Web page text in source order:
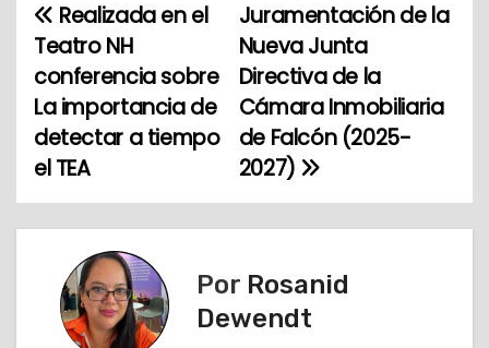
N
a
v
e
g
Juramentación de la
Nueva Junta
Directiva de la
Cámara Inmobiliaria
de Falcón (2025-
2027)
Realizada en el
Teatro NH
conferencia sobre
La importancia de
detectar a tiempo
el TEA
Por Rosanid
Dewendt